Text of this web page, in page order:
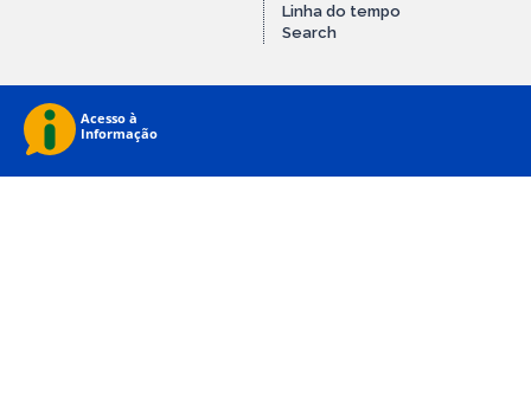
Linha do tempo
Search